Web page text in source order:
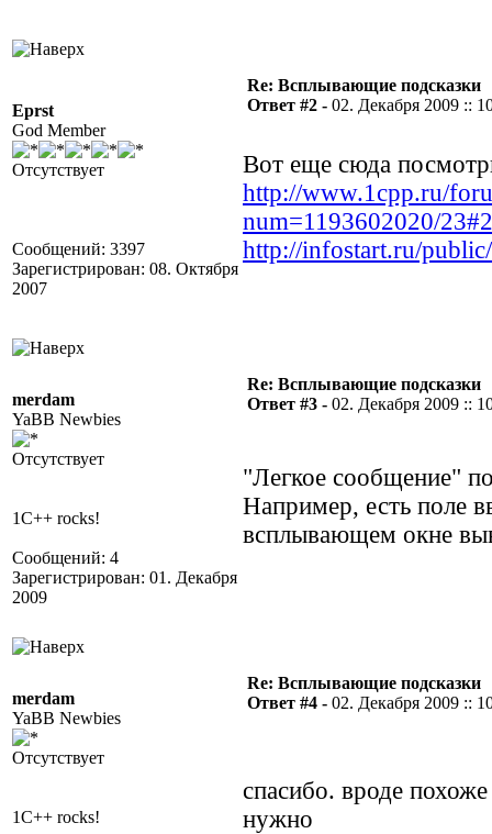
Eprst
God Member
Отсутствует
Сообщений: 3397
Зарегистрирован: 08. Октября
2007
Re: Всплывающие подсказки
Ответ #2 - 02. Декабря 2009 ::
Вот еще сюда
http://www.1cpp.ru/
num=1193602020/
http://infostart.ru/
merdam
YaBB Newbies
Отсутствует
1C++ rocks!
Сообщений: 4
Зарегистрирован: 01. Декабря
2009
Re: Всплывающие подсказки
Ответ #3 - 02. Декабря 2009 ::
"Легкое сообщение"
Например, есть поле
всплывающем окне
merdam
YaBB Newbies
Отсутствует
1C++ rocks!
Re: Всплывающие подсказки
Ответ #4 - 02. Декабря 2009 ::
спасибо. вроде
нужно